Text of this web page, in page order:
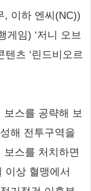
, 이하 엔씨(NC))
게임) ‘저니 오브
텐츠 ‘린드비오르
보스를 공략해 보
해 전투구역을
스를 처치하면
이상 혈맹에서